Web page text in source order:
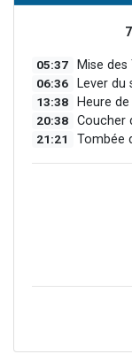
05:37 Mise des
06:36 Lever du
13:38 Heure
20:38 Coucher
21:21 Tombée